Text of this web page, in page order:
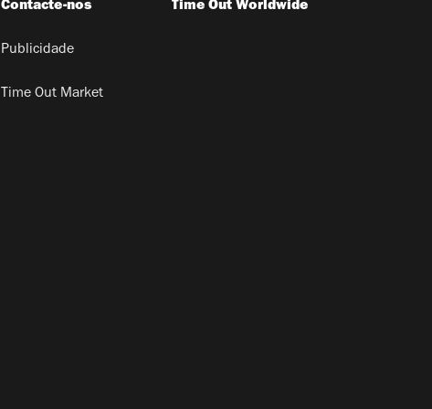
Contacte-nos
Publicidade
Time Out Market
Time Out Worldwide